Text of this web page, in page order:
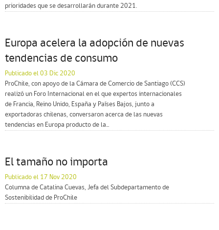
prioridades que se desarrollarán durante 2021.
Europa acelera la adopción de nuevas
tendencias de consumo
Publicado el 03 Dic 2020
ProChile, con apoyo de la Cámara de Comercio de Santiago (CCS)
realizó un Foro Internacional en el que expertos internacionales
de Francia, Reino Unido, España y Países Bajos, junto a
exportadoras chilenas, conversaron acerca de las nuevas
tendencias en Europa producto de la...
El tamaño no importa
Publicado el 17 Nov 2020
Columna de Catalina Cuevas, Jefa del Subdepartamento de
Sostenibilidad de ProChile